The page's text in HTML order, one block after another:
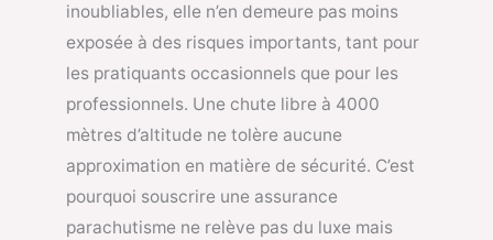
inoubliables, elle n’en demeure pas moins
exposée à des risques importants, tant pour
les pratiquants occasionnels que pour les
professionnels. Une chute libre à 4000
mètres d’altitude ne tolère aucune
approximation en matière de sécurité. C’est
pourquoi souscrire une assurance
parachutisme ne relève pas du luxe mais